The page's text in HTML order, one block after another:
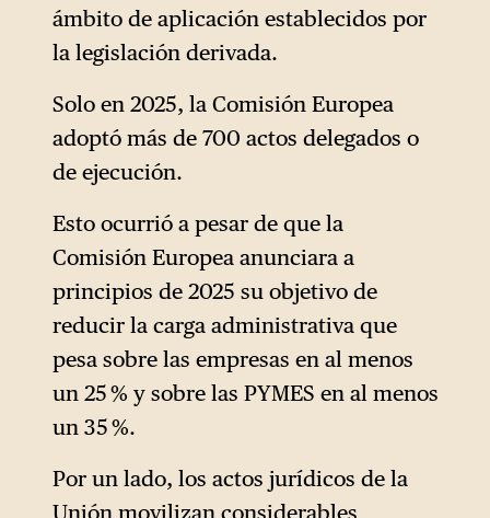
Al mismo tiempo, elinforme
del expresidente del Banco
Central Europeo, Mario
Draghi, sobre el estado de la
economía de la Unión,
Leyen —aunque la CDU/CSU
no lo cite aquí explícitamente
— ha conferido una autoridad
analítica excepcional al
argumento de que muchos de
los problemas de
competitividad de la Unión se
derivan de una «regulación
incoherente y restrictiva». La
ámbito de aplicación establecidos por
la legislación derivada.
Solo en 2025, la Comisión Europea
adoptó más de 700 actos delegados o
de ejecución.
Esto ocurrió a pesar de que la
Comisión Europea anunciara a
principios de 2025 su objetivo de
reducir la carga administrativa que
pesa sobre las empresas en al menos
un 25 % y sobre las PYMES en al menos
un 35 %.
Por un lado, los actos jurídicos de la
Unión movilizan considerables